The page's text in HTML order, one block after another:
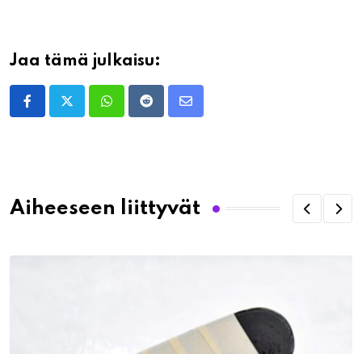
Jaa tämä julkaisu:
WhatsappRedditShare
Aiheeseen liittyvät